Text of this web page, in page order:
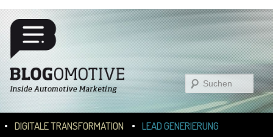
Suchen
ZUM INHALT WECHSELN
ZUM SEKUNDÄREN INHALT WECHSELN
DIGITALE TRANSFORMATION
LEAD GENERIERUNG